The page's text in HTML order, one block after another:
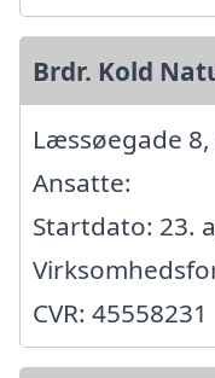
Brdr. Kold
Læssøegade 8,
Ansatte:
Startdato: 23.
CVR: 45558231